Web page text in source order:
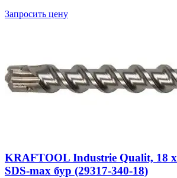
Запросить цену
KRAFTOOL Industrie Qualit, 18
SDS-max бур (29317-340-18)